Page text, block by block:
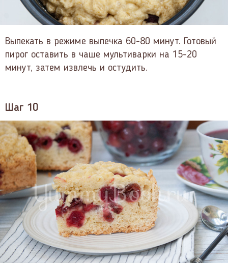
Выпекать в режиме выпечка 60-80 минут. Готовый
пирог оставить в чаше мультиварки на 15-20
минут, затем извлечь и остудить.
Шаг 10